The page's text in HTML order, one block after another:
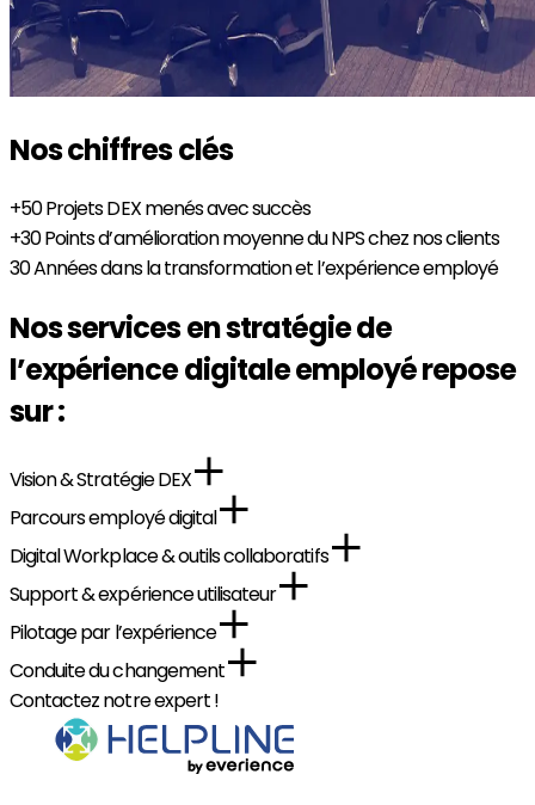
Nos chiffres clés
+50Projets DEX menés avec succès
+30Points d’amélioration moyenne du NPS chez nos clients
30Années dans la transformation et l’expérience employé
Nos services en stratégie de
l’expérience digitale employé repose
sur :
Vision & Stratégie DEX
Parcours employé digital
Digital Workplace & outils collaboratifs
Support & expérience utilisateur
Pilotage par l’expérience
Conduite du changement
Contactez notre expert !